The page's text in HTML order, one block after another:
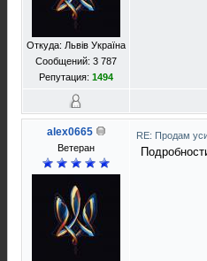
Откуда: Львів Україна
Сообщений: 3 787
Репутация: 1494
alex0665
Ветеран
RE: Продам